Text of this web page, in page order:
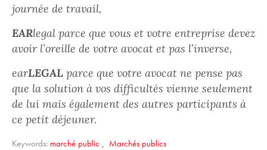
journée de travail,
EARlegal parce que vous et votre entreprise devez
avoir l’oreille de votre avocat et pas l’inverse,
earLEGAL parce que votre avocat ne pense pas
que la solution à vos difficultés vienne seulement
de lui mais également des autres participants à
ce petit déjeuner.
Keywords: marché public , Marchés publics